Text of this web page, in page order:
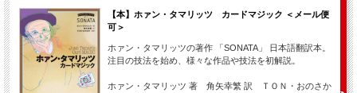
【本】ホァン・タマリッツ カードマジック ＜メール便
可＞
ホァン・タマリッツの著作 「SONATA」 日本語翻訳本。
注目の技法を始め、様々な作品や技法を初解説。
ホァン・タマリッツ 著 角矢幸繁 訳 ＴＯＮ・おのさか